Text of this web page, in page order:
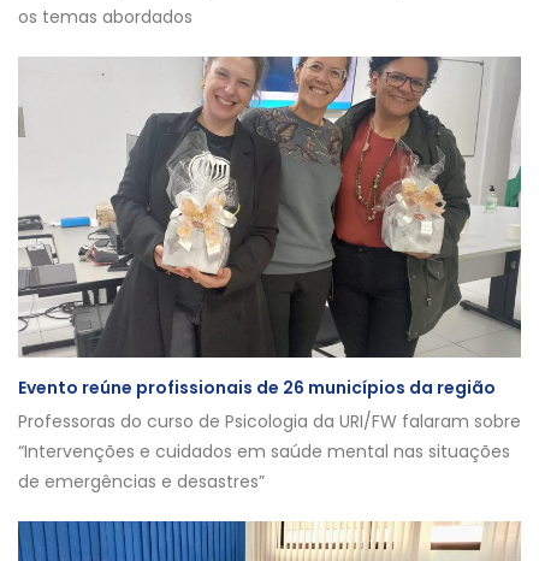
os temas abordados
Evento reúne profissionais de 26 municípios da região
Professoras do curso de Psicologia da URI/FW falaram sobre
“Intervenções e cuidados em saúde mental nas situações
de emergências e desastres”